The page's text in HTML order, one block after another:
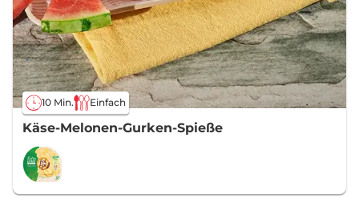
10 Min. Einfach
Käse-Melonen-Gurken-Spieße